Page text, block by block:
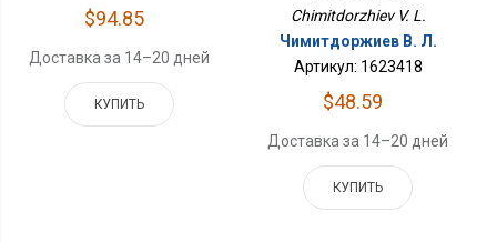
$94.85
Доставка за 14–20 дней
КУПИТЬ
Chimitdorzhiev V. L.
Чимитдоржиев В. Л.
Артикул: 1623418
$48.59
Доставка за 14–20 дней
КУПИТЬ